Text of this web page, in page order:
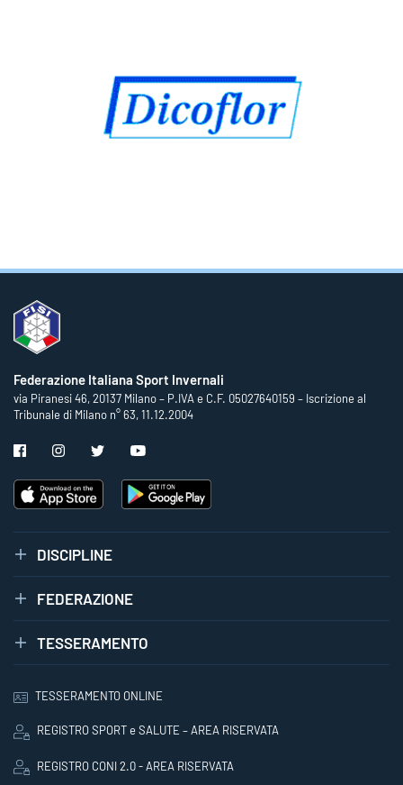
Federazione Italiana Sport Invernali
via Piranesi 46, 20137 Milano – P.IVA e C.F. 05027640159 – Iscrizione al
Tribunale di Milano n° 63, 11.12.2004
DISCIPLINE
FEDERAZIONE
TESSERAMENTO
TESSERAMENTO ONLINE
REGISTRO SPORT e SALUTE – AREA RISERVATA
REGISTRO CONI 2.0 - AREA RISERVATA